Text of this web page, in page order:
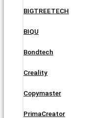
BIGTREETECH
BIQU
Bondtech
Creality
Copymaster
PrimaCreator